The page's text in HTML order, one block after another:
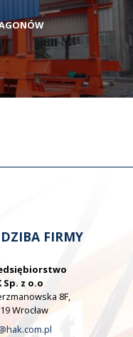
FIRMY
Sp. z o.o
8F,
Wrocław